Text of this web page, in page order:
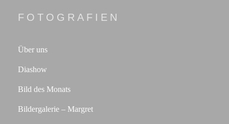
FOTOGRAFIEN
Über uns
Diashow
Bild des Monats
Bildergalerie – Margret